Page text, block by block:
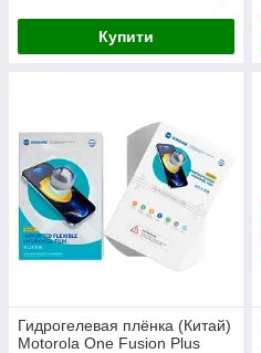
Купити
Гидрогелевая плёнка (Китай)
Motorola One Fusion Plus